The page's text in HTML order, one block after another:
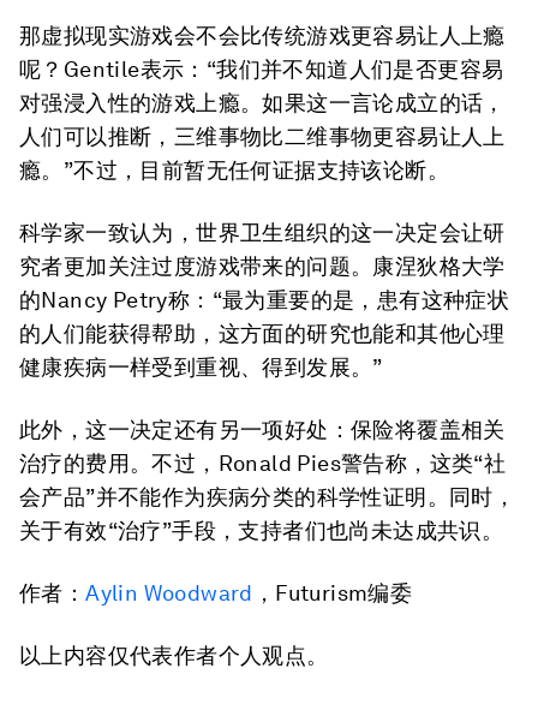
那虚拟现实游戏会不会比传统游戏更容易让人上瘾
呢？Gentile表示：“我们并不知道人们是否更容易
对强浸入性的游戏上瘾。如果这一言论成立的话，
人们可以推断，三维事物比二维事物更容易让人上
瘾。”不过，目前暂无任何证据支持该论断。
科学家一致认为，世界卫生组织的这一决定会让研
究者更加关注过度游戏带来的问题。康涅狄格大学
的Nancy Petry称：“最为重要的是，患有这种症状
的人们能获得帮助，这方面的研究也能和其他心理
健康疾病一样受到重视、得到发展。”
此外，这一决定还有另一项好处：保险将覆盖相关
治疗的费用。不过，Ronald Pies警告称，这类“社
会产品”并不能作为疾病分类的科学性证明。同时，
关于有效“治疗”手段，支持者们也尚未达成共识。
作者：Aylin Woodward ，Futurism编委
以上内容仅代表作者个人观点。